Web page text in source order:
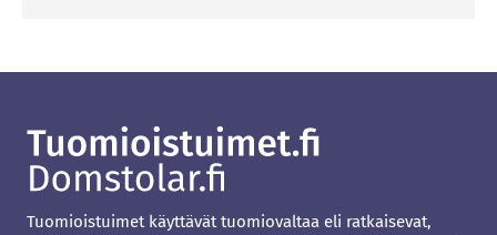
Tuomioistuimet käyttävät tuomiovaltaa eli ratkaisevat,